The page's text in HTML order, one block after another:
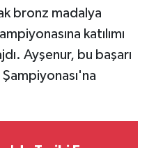
bronz madalya
katılımı
Ayşenur, bu başarı
Şampiyonası'na